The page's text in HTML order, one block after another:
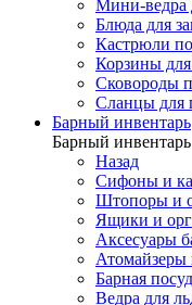
Мини-ведра
Блюда для
Кастрюли
Корзины
Сковороды
Сланцы для
Барный инвентарь
Барный инвентарь
Назад
Сифоны и
Штопоры и
Ящики и
Аксесуары
Барная
Ведра для